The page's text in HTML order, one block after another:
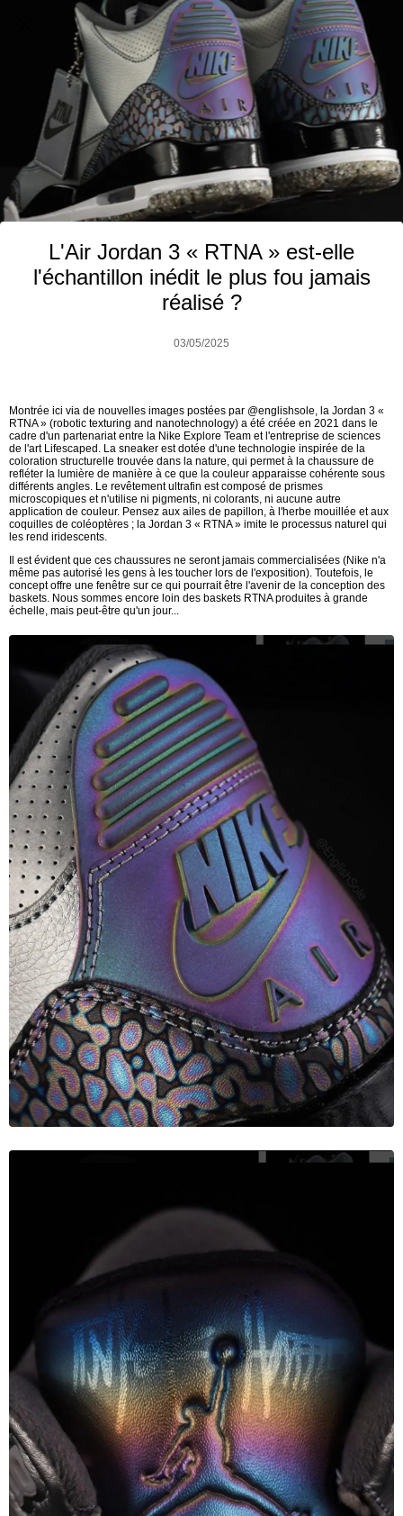
L'Air Jordan 3 « RTNA » est-elle
l'échantillon inédit le plus fou jamais
réalisé ?
03/05/2025
Montrée ici via de nouvelles images postées par @englishsole, la Jordan 3 «
RTNA » (robotic texturing and nanotechnology) a été créée en 2021 dans le
cadre d'un partenariat entre la Nike Explore Team et l'entreprise de sciences
de l'art Lifescaped. La sneaker est dotée d'une technologie inspirée de la
coloration structurelle trouvée dans la nature, qui permet à la chaussure de
refléter la lumière de manière à ce que la couleur apparaisse cohérente sous
différents angles. Le revêtement ultrafin est composé de prismes
microscopiques et n'utilise ni pigments, ni colorants, ni aucune autre
application de couleur. Pensez aux ailes de papillon, à l'herbe mouillée et aux
coquilles de coléoptères ; la Jordan 3 « RTNA » imite le processus naturel qui
les rend iridescents.
Il est évident que ces chaussures ne seront jamais commercialisées (Nike n'a
même pas autorisé les gens à les toucher lors de l'exposition). Toutefois, le
concept offre une fenêtre sur ce qui pourrait être l'avenir de la conception des
baskets. Nous sommes encore loin des baskets RTNA produites à grande
échelle, mais peut-être qu'un jour...